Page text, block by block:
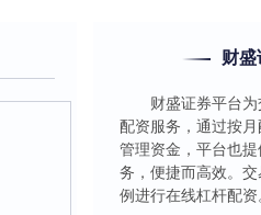
财
财盛证券平台
配资服务，通过按
管理资金，平台也
务，便捷而高效。
例进行在线杠杆配资